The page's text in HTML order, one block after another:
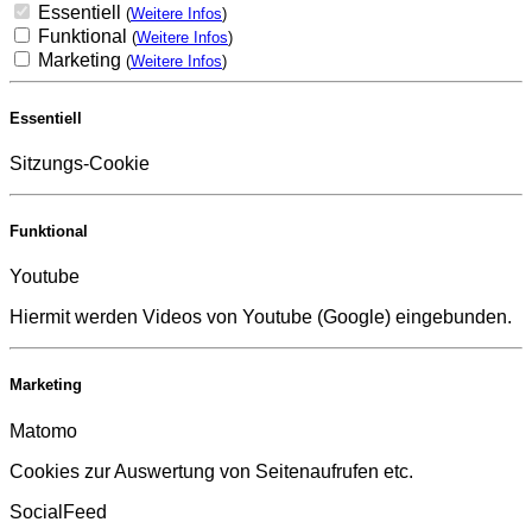
Essentiell (Weitere Infos)
Funktional (Weitere Infos)
Marketing (Weitere Infos)
Essentiell
Sitzungs-Cookie
Funktional
Youtube
Hiermit werden Videos von Youtube (Google) eingebunden.
Marketing
Matomo
Cookies zur Auswertung von Seitenaufrufen etc.
SocialFeed